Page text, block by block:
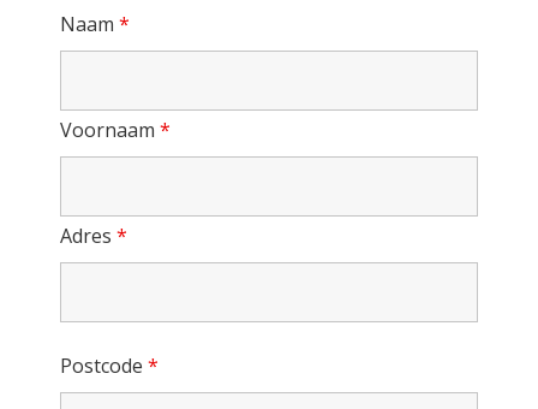
Naam *
Voornaam *
Adres *
Postcode *